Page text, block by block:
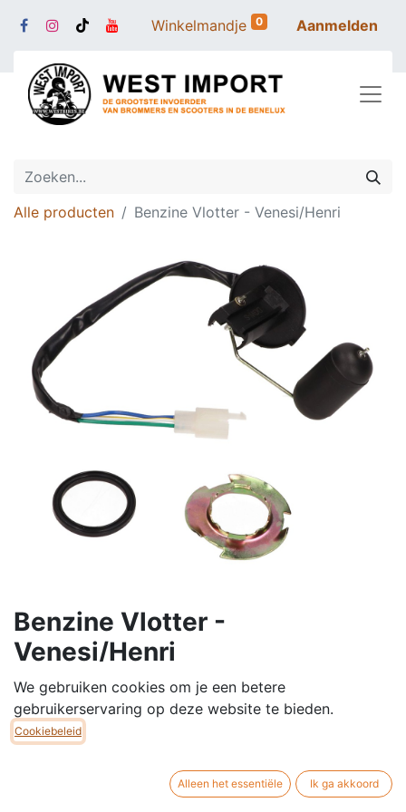
Winkelmandje 0 Aanmelden
Alle producten Benzine Vlotter - Venesi/Henri
Benzine Vlotter -
Venesi/Henri
Vlotter te bevestigen in benzinetank.
Deze vlotter kan geplaatst worden op verschillende
modellen en merken van scooters Euro 2.
Passend op volgende Euro 2 modellen: Henri, Malou,
We gebruiken cookies om je een betere
gebruikerservaring op deze website te bieden.
Cookiebeleid
Alleen het essentiële Ik ga akkoord